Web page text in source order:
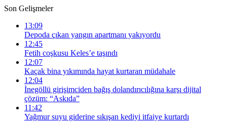
Son Gelişmeler
13:09
Depoda çıkan yangın apartmanı yakıyordu
12:45
Fetih coşkusu Keles’e taşındı
12:07
Kaçak bina yıkımında hayat kurtaran müdahale
12:04
İnegöllü girişimciden bağış dolandırıcılığına karşı dijital
çözüm: “Askıda”
11:42
Yağmur suyu giderine sıkışan kediyi itfaiye kurtardı